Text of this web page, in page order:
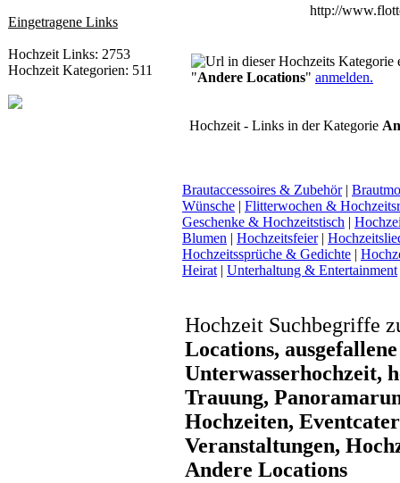
Eingetragene Links
Hochzeit Links: 2753
Hochzeit Kategorien: 511
http://
"Andere Locations" anmelden.
Hochzeit - Links in der Kategorie
Brautaccessoires & Zubehör|
Wünsche | Flitterwochen &
Geschenke & Hochzeitstisch |
Blumen | Hochzeitsfeier|
Hochzeitssprüche & Gedichte |
Heirat | Unterhaltung & Entertainment
Hochzeit Suchbegriffe
Locations,
Unterwasserhochzeit,
Trauung,
Hochzeiten,
Veranstaltungen,
Andere Locations